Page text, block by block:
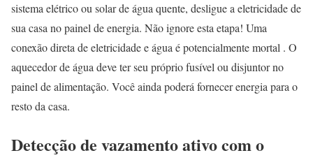
sistema elétrico ou solar de água quente, desligue a eletricidade de
sua casa no painel de energia. Não ignore esta etapa! Uma
conexão direta de eletricidade e água é potencialmente mortal . O
aquecedor de água deve ter seu próprio fusível ou disjuntor no
painel de alimentação. Você ainda poderá fornecer energia para o
resto da casa.
Detecção de vazamento ativo com o